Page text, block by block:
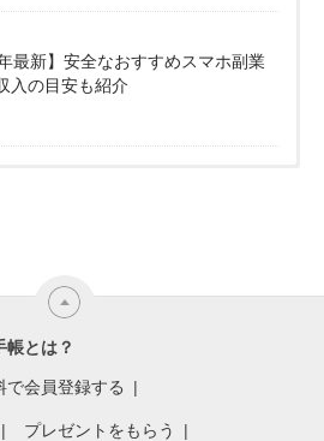
最新】安全なおすすめスマホ副業
入の目安も紹介
帳とは？
で会員登録する
プレゼントをもらう